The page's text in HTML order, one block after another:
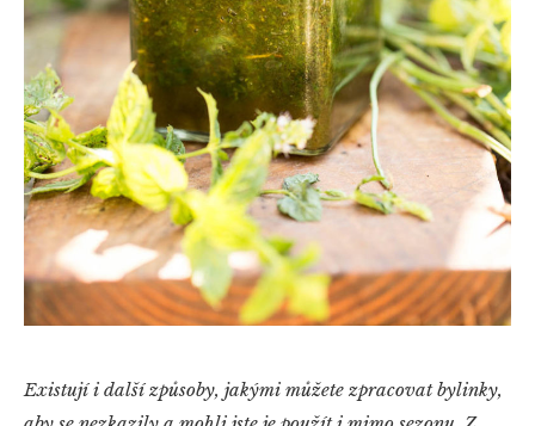
Existují i další způsoby, jakými můžete zpracovat bylinky,